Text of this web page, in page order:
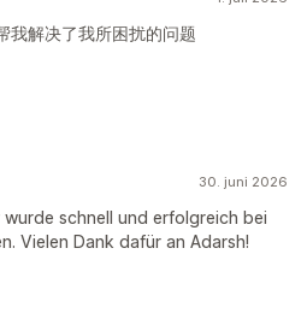
我解决了我所困扰的问题
30. juni 2026
schnell und erfolgreich bei
Vielen Dank dafür an Adarsh!